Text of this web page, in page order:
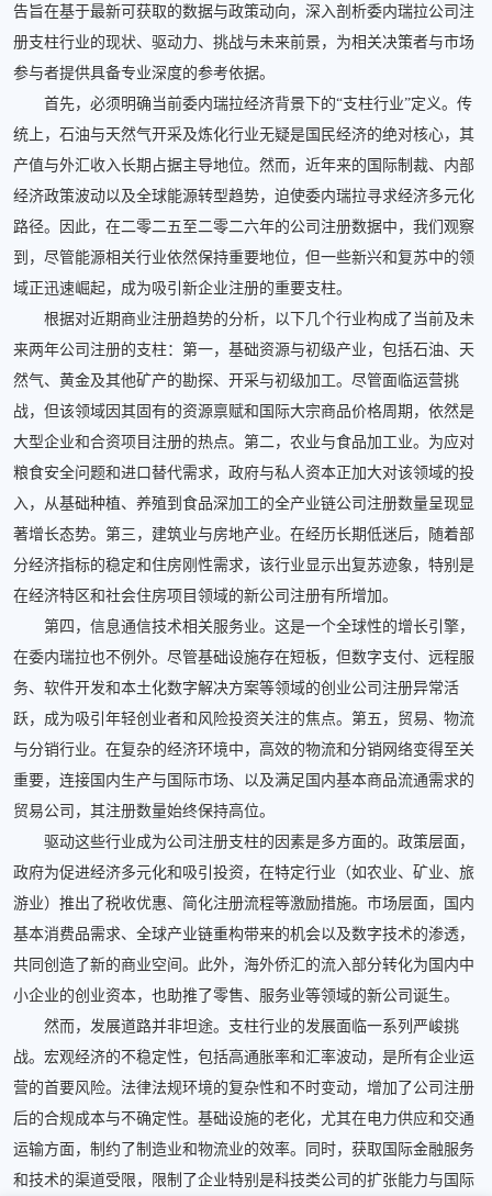
告旨在基于最新可获取的数据与政策动向，深入剖析委内瑞拉公司注
册支柱行业的现状、驱动力、挑战与未来前景，为相关决策者与市场
参与者提供具备专业深度的参考依据。
首先，必须明确当前委内瑞拉经济背景下的“支柱行业”定义。传
统上，石油与天然气开采及炼化行业无疑是国民经济的绝对核心，其
产值与外汇收入长期占据主导地位。然而，近年来的国际制裁、内部
经济政策波动以及全球能源转型趋势，迫使委内瑞拉寻求经济多元化
路径。因此，在二零二五至二零二六年的公司注册数据中，我们观察
到，尽管能源相关行业依然保持重要地位，但一些新兴和复苏中的领
域正迅速崛起，成为吸引新企业注册的重要支柱。
根据对近期商业注册趋势的分析，以下几个行业构成了当前及未
来两年公司注册的支柱：第一，基础资源与初级产业，包括石油、天
然气、黄金及其他矿产的勘探、开采与初级加工。尽管面临运营挑
战，但该领域因其固有的资源禀赋和国际大宗商品价格周期，依然是
大型企业和合资项目注册的热点。第二，农业与食品加工业。为应对
粮食安全问题和进口替代需求，政府与私人资本正加大对该领域的投
入，从基础种植、养殖到食品深加工的全产业链公司注册数量呈现显
著增长态势。第三，建筑业与房地产业。在经历长期低迷后，随着部
分经济指标的稳定和住房刚性需求，该行业显示出复苏迹象，特别是
在经济特区和社会住房项目领域的新公司注册有所增加。
第四，信息通信技术相关服务业。这是一个全球性的增长引擎，
在委内瑞拉也不例外。尽管基础设施存在短板，但数字支付、远程服
务、软件开发和本土化数字解决方案等领域的创业公司注册异常活
跃，成为吸引年轻创业者和风险投资关注的焦点。第五，贸易、物流
与分销行业。在复杂的经济环境中，高效的物流和分销网络变得至关
重要，连接国内生产与国际市场、以及满足国内基本商品流通需求的
贸易公司，其注册数量始终保持高位。
驱动这些行业成为公司注册支柱的因素是多方面的。政策层面，
政府为促进经济多元化和吸引投资，在特定行业（如农业、矿业、旅
游业）推出了税收优惠、简化注册流程等激励措施。市场层面，国内
基本消费品需求、全球产业链重构带来的机会以及数字技术的渗透，
共同创造了新的商业空间。此外，海外侨汇的流入部分转化为国内中
小企业的创业资本，也助推了零售、服务业等领域的新公司诞生。
然而，发展道路并非坦途。支柱行业的发展面临一系列严峻挑
战。宏观经济的不稳定性，包括高通胀率和汇率波动，是所有企业运
营的首要风险。法律法规环境的复杂性和不时变动，增加了公司注册
后的合规成本与不确定性。基础设施的老化，尤其在电力供应和交通
运输方面，制约了制造业和物流业的效率。同时，获取国际金融服务
和技术的渠道受限，限制了企业特别是科技类公司的扩张能力与国际